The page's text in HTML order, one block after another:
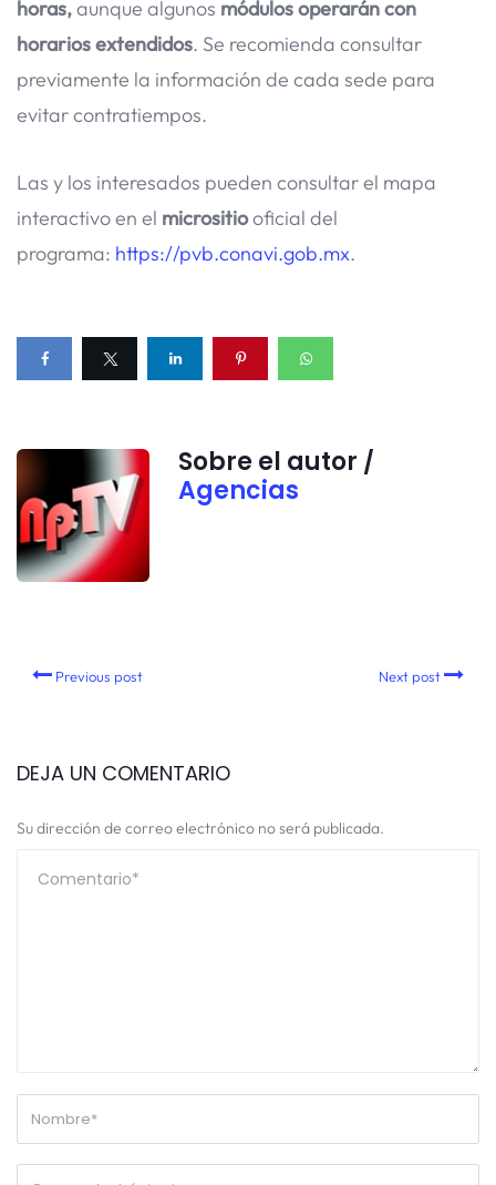
horas,aunque algunos módulos operarán con
horarios extendidos. Se recomienda consultar
previamente la información de cada sede para
evitar contratiempos.
Las y los interesados pueden consultar el mapa
interactivo en el micrositiooficial del
programa: https://pvb.conavi.gob.mx.
Sobre el autor /
Agencias
Previous post Next post
DEJA UN COMENTARIO
Su dirección de correo electrónico no será publicada.